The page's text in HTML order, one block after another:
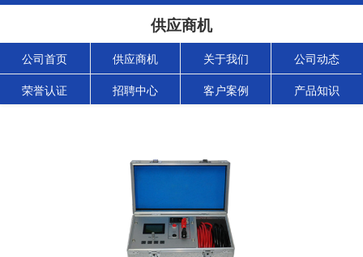
供应商机
公司首页 供应商机 关于我们 公司动态
荣誉认证 招聘中心 客户案例 产品知识